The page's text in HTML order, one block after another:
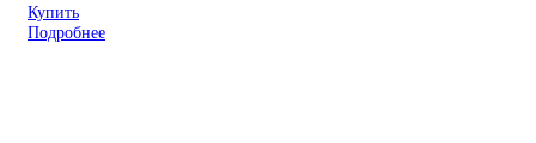
Купить
Подробнее